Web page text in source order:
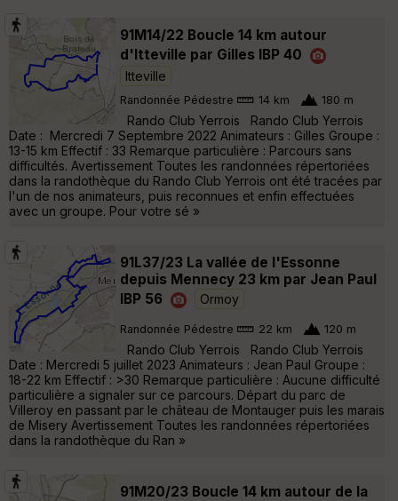
91M14/22 Boucle 14 km autour
d'Itteville par Gilles IBP 40
Itteville
Randonnée Pédestre 14 km 180 m
Rando Club Yerrois Rando Club Yerrois
Date : Mercredi 7 Septembre 2022 Animateurs : Gilles Groupe :
13-15 km Effectif : 33 Remarque particulière : Parcours sans
difficultés. Avertissement Toutes les randonnées répertoriées
dans la randothèque du Rando Club Yerrois ont été tracées par
l'un de nos animateurs, puis reconnues et enfin effectuées
avec un groupe. Pour votre sé »
91L37/23 La vallée de l'Essonne
depuis Mennecy 23 km par Jean Paul
IBP 56
Ormoy
Randonnée Pédestre 22 km 120 m
Rando Club Yerrois Rando Club Yerrois
Date : Mercredi 5 juillet 2023 Animateurs : Jean Paul Groupe :
18-22 km Effectif : >30 Remarque particulière : Aucune difficulté
particulière a signaler sur ce parcours. Départ du parc de
Villeroy en passant par le château de Montauger puis les marais
de Misery Avertissement Toutes les randonnées répertoriées
dans la randothèque du Ran »
91M20/23 Boucle 14 km autour de la